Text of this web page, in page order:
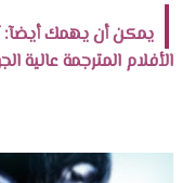
يمكن أن يهمك أيضآ:
الأفلام المترجمة عالية